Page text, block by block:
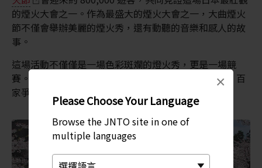
Please Choose Your Language
Browse the JNTO site in one of
multiple languages
×
的煙火大會之一。作為最盛大的煙火大會之一，大曲煙火
節不僅會舉辦美麗的煙火秀，還有動聽的音樂和感人的故
事。
這場活動不僅僅是一場色彩斑斕的燈火秀，更是一場競
賽。來自日本各地的煙火隊會紛紛前來參與這個節日，百
家爭豔。